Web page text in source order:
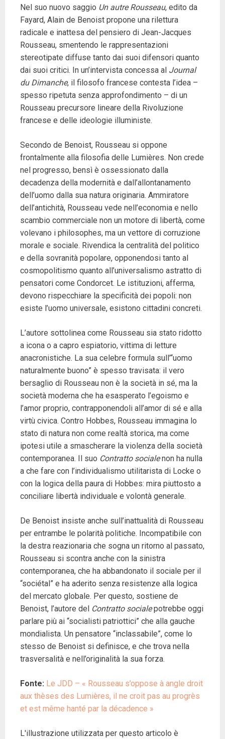
Nel suo nuovo saggio Un autre Rousseau, edito da
Fayard, Alain de Benoist propone una rilettura
radicale e inattesa del pensiero di Jean-Jacques
Rousseau, smentendo le rappresentazioni
stereotipate diffuse tanto dai suoi difensori quanto
dai suoi critici. In un’intervista concessa al Journal
du Dimanche, il filosofo francese contesta l’idea –
spesso ripetuta senza approfondimento – di un
Rousseau precursore lineare della Rivoluzione
francese e delle ideologie illuministe.
Secondo de Benoist, Rousseau si oppone
frontalmente alla filosofia delle Lumières. Non crede
nel progresso, bensì è ossessionato dalla
decadenza della modernità e dall’allontanamento
dell’uomo dalla sua natura originaria. Ammiratore
dell’antichità, Rousseau vede nell’economia e nello
scambio commerciale non un motore di libertà, come
volevano i philosophes, ma un vettore di corruzione
morale e sociale. Rivendica la centralità del politico
e della sovranità popolare, opponendosi tanto al
cosmopolitismo quanto all’universalismo astratto di
pensatori come Condorcet. Le istituzioni, afferma,
devono rispecchiare la specificità dei popoli: non
esiste l’uomo universale, esistono cittadini concreti.
L’autore sottolinea come Rousseau sia stato ridotto
a icona o a capro espiatorio, vittima di letture
anacronistiche. La sua celebre formula sull’“uomo
naturalmente buono” è spesso travisata: il vero
bersaglio di Rousseau non è la società in sé, ma la
società moderna che ha esasperato l’egoismo e
l’amor proprio, contrapponendoli all’amor di sé e alla
virtù civica. Contro Hobbes, Rousseau immagina lo
stato di natura non come realtà storica, ma come
ipotesi utile a smascherare la violenza della società
contemporanea. Il suo Contratto socialenon ha nulla
a che fare con l’individualismo utilitarista di Locke o
con la logica della paura di Hobbes: mira piuttosto a
conciliare libertà individuale e volontà generale.
De Benoist insiste anche sull’inattualità di Rousseau
per entrambe le polarità politiche. Incompatibile con
la destra reazionaria che sogna un ritorno al passato,
Rousseau si scontra anche con la sinistra
contemporanea, che ha abbandonato il sociale per il
“sociétal” e ha aderito senza resistenze alla logica
del mercato globale. Per questo, sostiene de
Benoist, l’autore del Contratto socialepotrebbe oggi
parlare più ai “socialisti patriottici” che alla gauche
mondialista. Un pensatore “inclassabile”, come lo
stesso de Benoist si definisce, e che trova nella
trasversalità e nell’originalità la sua forza.
Fonte: Le JDD – « Rousseau s’oppose à angle droit
aux thèses des Lumières, il ne croit pas au progrès
et est même hanté par la décadence »
L'illustrazione utilizzata per questo articolo è